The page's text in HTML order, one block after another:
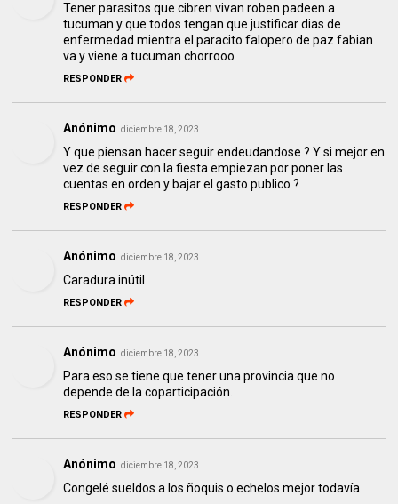
Tener parasitos que cibren vivan roben padeen a
tucuman y que todos tengan que justificar dias de
enfermedad mientra el paracito falopero de paz fabian
va y viene a tucuman chorrooo
RESPONDER
Anónimo diciembre 18, 2023
Y que piensan hacer seguir endeudandose ? Y si mejor en
vez de seguir con la fiesta empiezan por poner las
cuentas en orden y bajar el gasto publico ?
RESPONDER
Anónimo diciembre 18, 2023
Caradura inútil
RESPONDER
Anónimo diciembre 18, 2023
Para eso se tiene que tener una provincia que no
depende de la coparticipación.
RESPONDER
Anónimo diciembre 18, 2023
Congelé sueldos a los ñoquis o echelos mejor todavía